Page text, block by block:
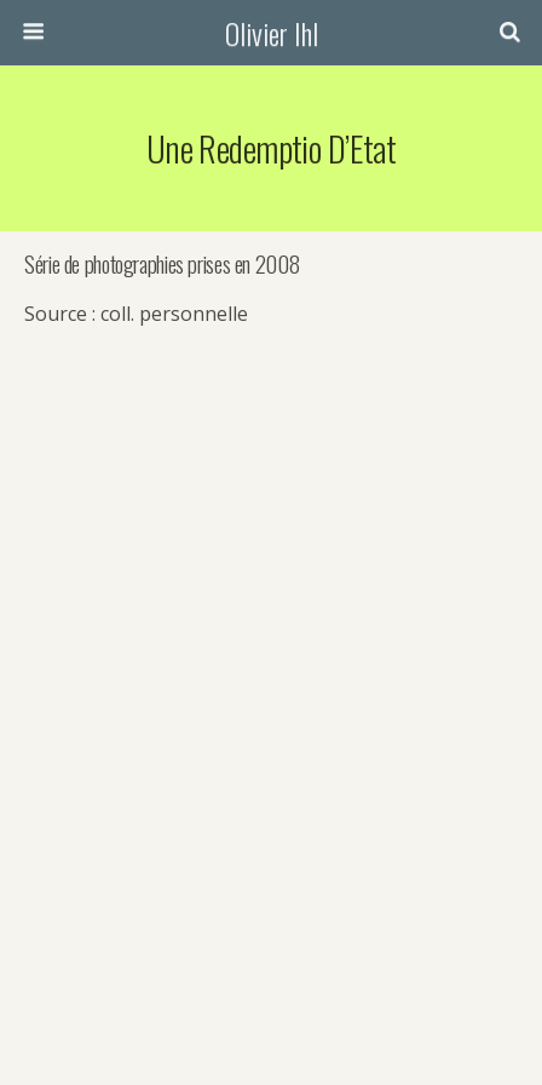
Olivier Ihl
Une Redemptio D’Etat
Série de photographies prises en 2008
Source : coll. personnelle